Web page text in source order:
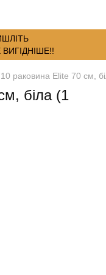
раковина Elite 70 см,
біла (1